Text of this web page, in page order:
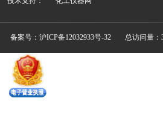
备案号：沪ICP备12032933号-32 总访问量：